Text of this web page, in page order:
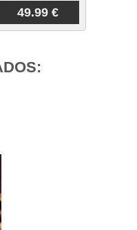
49.99 €